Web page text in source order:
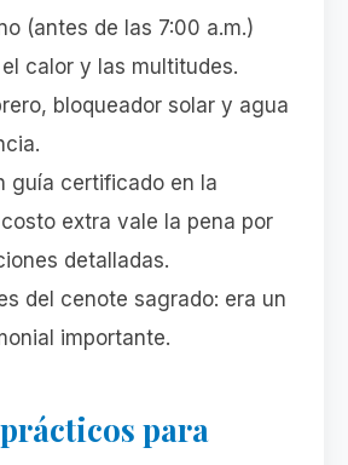
(antes de las 7:00 a.m.)
calor y las multitudes.
bloqueador solar y agua
guía certificado en la
extra vale la pena por
detalladas.
del cenote sagrado: era un
importante.
para